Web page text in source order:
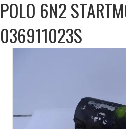
POLO 6N2
036911023S